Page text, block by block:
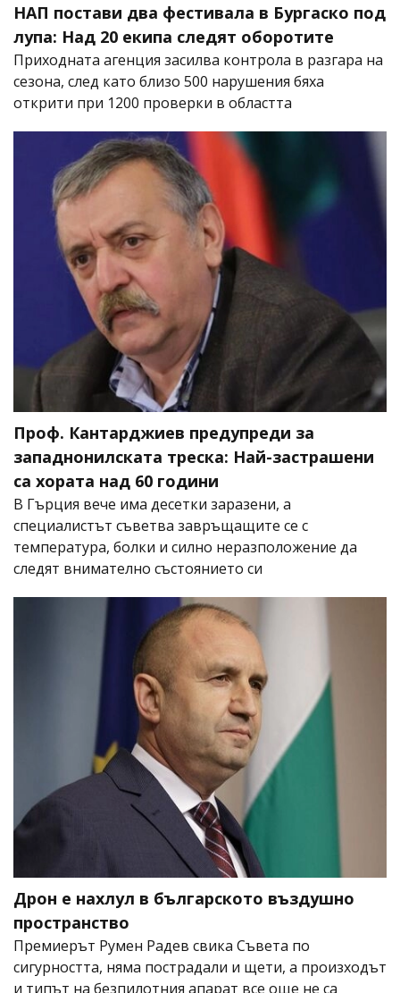
НАП постави два фестивала в Бургаско под
лупа: Над 20 екипа следят оборотите
Приходната агенция засилва контрола в разгара на
сезона, след като близо 500 нарушения бяха
открити при 1200 проверки в областта
Проф. Кантарджиев предупреди за
западнонилската треска: Най-застрашени
са хората над 60 години
В Гърция вече има десетки заразени, а
специалистът съветва завръщащите се с
температура, болки и силно неразположение да
следят внимателно състоянието си
Дрон е нахлул в българското въздушно
пространство
Премиерът Румен Радев свика Съвета по
сигурността, няма пострадали и щети, а произходът
и типът на безпилотния апарат все още не са